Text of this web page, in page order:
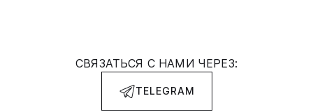
СВЯЗАТЬСЯ С НАМИ ЧЕРЕЗ:
TELEGRAM